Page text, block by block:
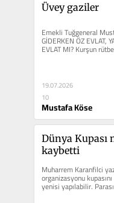
Üvey gaziler
Emekli Tuğgeneral
GİDERKEN ÖZ EVLAT,
EVLAT MI? Kurşun
19.07.2026
10
Mustafa Köse
Dünya Kupası
kaybetti
Muharrem Karanfilci
organizasyonu
yenisi yapılabilir.
yeni sponsor...